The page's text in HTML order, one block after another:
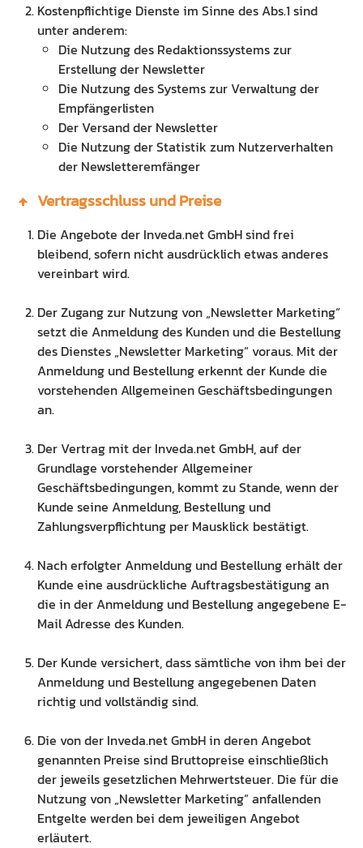
Kostenpflichtige Dienste im Sinne des Abs.1 sind
unter anderem:
Die Nutzung des Redaktionssystems zur
Erstellung der Newsletter
Die Nutzung des Systems zur Verwaltung der
Empfängerlisten
Der Versand der Newsletter
Die Nutzung der Statistik zum Nutzerverhalten
der Newsletteremfänger
Vertragsschluss und Preise
Die Angebote der Inveda.net GmbH sind frei
bleibend, sofern nicht ausdrücklich etwas anderes
vereinbart wird.
Der Zugang zur Nutzung von „Newsletter Marketing“
setzt die Anmeldung des Kunden und die Bestellung
des Dienstes „Newsletter Marketing“ voraus. Mit der
Anmeldung und Bestellung erkennt der Kunde die
vorstehenden Allgemeinen Geschäftsbedingungen
an.
Der Vertrag mit der Inveda.net GmbH, auf der
Grundlage vorstehender Allgemeiner
Geschäftsbedingungen, kommt zu Stande, wenn der
Kunde seine Anmeldung, Bestellung und
Zahlungsverpflichtung per Mausklick bestätigt.
Nach erfolgter Anmeldung und Bestellung erhält der
Kunde eine ausdrückliche Auftragsbestätigung an
die in der Anmeldung und Bestellung angegebene E-
Mail Adresse des Kunden.
Der Kunde versichert, dass sämtliche von ihm bei der
Anmeldung und Bestellung angegebenen Daten
richtig und vollständig sind.
Die von der Inveda.net GmbH in deren Angebot
genannten Preise sind Bruttopreise einschließlich
der jeweils gesetzlichen Mehrwertsteuer. Die für die
Nutzung von „Newsletter Marketing“ anfallenden
Entgelte werden bei dem jeweiligen Angebot
erläutert.